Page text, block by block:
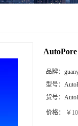
品牌：
型号：
货号：
价格： ￥